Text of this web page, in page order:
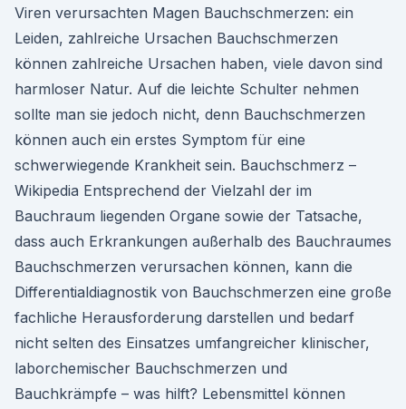
Viren verursachten Magen Bauchschmerzen: ein
Leiden, zahlreiche Ursachen Bauchschmerzen
können zahlreiche Ursachen haben, viele davon sind
harmloser Natur. Auf die leichte Schulter nehmen
sollte man sie jedoch nicht, denn Bauchschmerzen
können auch ein erstes Symptom für eine
schwerwiegende Krankheit sein. Bauchschmerz –
Wikipedia Entsprechend der Vielzahl der im
Bauchraum liegenden Organe sowie der Tatsache,
dass auch Erkrankungen außerhalb des Bauchraumes
Bauchschmerzen verursachen können, kann die
Differentialdiagnostik von Bauchschmerzen eine große
fachliche Herausforderung darstellen und bedarf
nicht selten des Einsatzes umfangreicher klinischer,
laborchemischer Bauchschmerzen und
Bauchkrämpfe – was hilft? Lebensmittel können